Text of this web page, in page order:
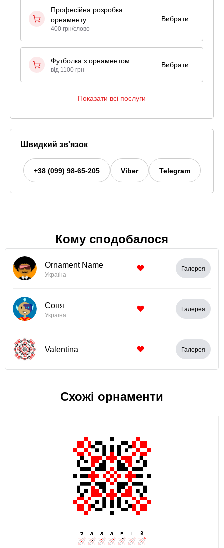
Професійна розробка
орнаменту
400 грн/слово
Вибрати
Футболка з орнаментом
від 1100 грн
Вибрати
Показати всі послуги
Швидкий зв'язок
+38 (099) 98-65-205 Viber Telegram
Кому сподобалося
Ornament Name
Україна
Галерея
Соня
Україна
Галерея
Valentina Галерея
Схожі орнаменти